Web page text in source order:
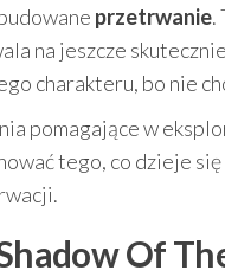
przetrwanie.
na jeszcze
charakteru, bo nie
pomagające w
tego, co dzieje
Of